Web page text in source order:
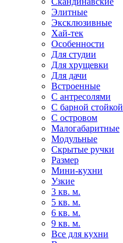
Элитные
Эксклюзивные
Хай-тек
Особенности
Для студии
Для хрущевки
Для дачи
Встроенные
С антресолями
С барной стойкой
С островом
Малогабаритные
Модульные
Скрытые ручки
Размер
Мини-кухни
Узкие
3 кв. м.
5 кв. м.
6 кв. м.
9 кв. м.
Все для кухни